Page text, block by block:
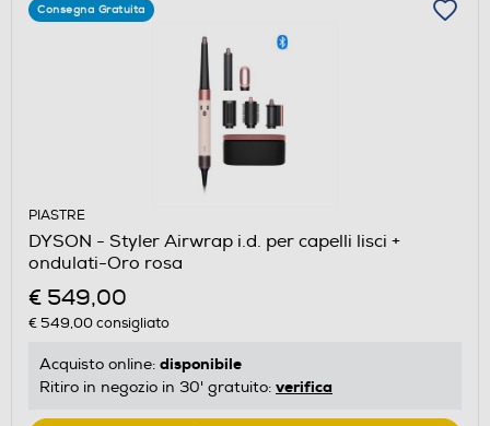
Consegna Gratuita
PIASTRE
DYSON - Styler Airwrap i.d. per capelli lisci +
ondulati-Oro rosa
€ 549,00
€ 549,00consigliato
Acquisto online: disponibile
Ritiro in negozio in 30' gratuito: verifica